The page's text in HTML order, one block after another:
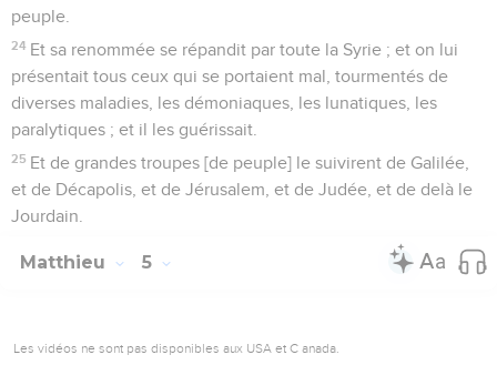
peuple.
24 Et sa renommée se répandit par toute la Syrie ; et on lui
présentait tous ceux qui se portaient mal, tourmentés de
diverses maladies, les démoniaques, les lunatiques, les
paralytiques ; et il les guérissait.
25 Et de grandes troupes [de peuple] le suivirent de Galilée,
et de Décapolis, et de Jérusalem, et de Judée, et de delà le
Jourdain.
Matthieu 5
Les vidéos ne sont pas disponibles aux USA et C anada.